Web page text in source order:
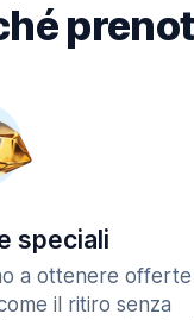
speciali
a ottenere offerte
il ritiro senza